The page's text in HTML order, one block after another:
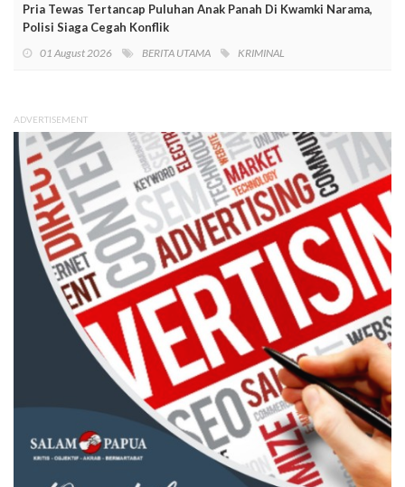
Pria Tewas Tertancap Puluhan Anak Panah Di Kwamki Narama,
Polisi Siaga Cegah Konflik
01 August 2026 BERITA UTAMA KRIMINAL
ADVERTISEMENT